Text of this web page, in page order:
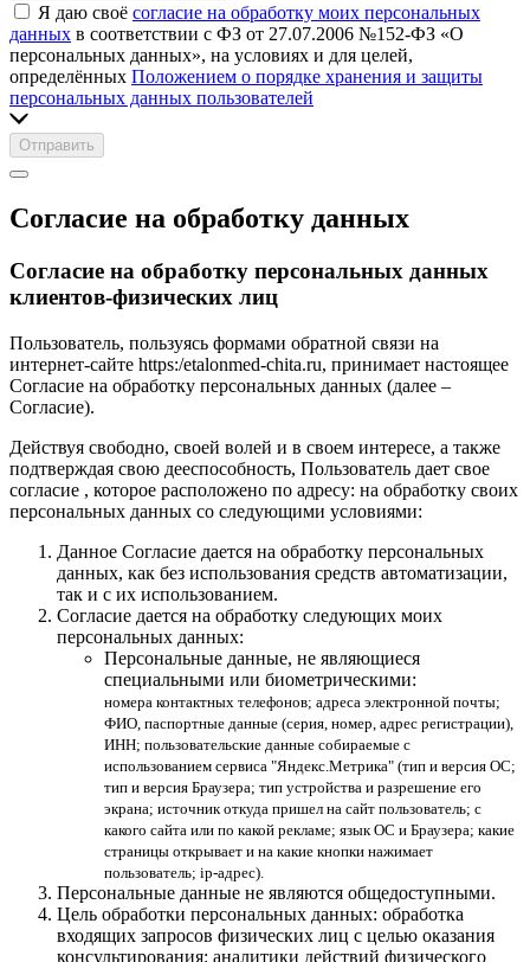
Я даю своё согласие на обработку моих персональных
данных в соответствии с ФЗ от 27.07.2006 №152-ФЗ «О
персональных данных», на условиях и для целей,
определённых Положением о порядке хранения и защиты
персональных данных пользователей
Отправить
Согласие на обработку данных
Согласие на обработку персональных данных
клиентов-физических лиц
Пользователь, пользуясь формами обратной связи на
интернет-сайте https:/etalonmed-chita.ru, принимает настоящее
Согласие на обработку персональных данных (далее –
Согласие).
Действуя свободно, своей волей и в своем интересе, а также
подтверждая свою дееспособность, Пользователь дает свое
согласие , которое расположено по адресу: на обработку своих
персональных данных со следующими условиями:
Данное Согласие дается на обработку персональных
данных, как без использования средств автоматизации,
так и с их использованием.
Согласие дается на обработку следующих моих
персональных данных:
Персональные данные, не являющиеся
специальными или биометрическими:
номера контактных телефонов; адреса электронной почты;
ФИО, паспортные данные (серия, номер, адрес регистрации),
ИНН; пользовательские данные собираемые с
использованием сервиса "Яндекс.Метрика" (тип и версия ОС;
тип и версия Браузера; тип устройства и разрешение его
экрана; источник откуда пришел на сайт пользователь; с
какого сайта или по какой рекламе; язык ОС и Браузера; какие
страницы открывает и на какие кнопки нажимает
пользователь; ip-адрес).
Персональные данные не являются общедоступными.
Цель обработки персональных данных: обработка
входящих запросов физических лиц с целью оказания
консультирования; аналитики действий физического